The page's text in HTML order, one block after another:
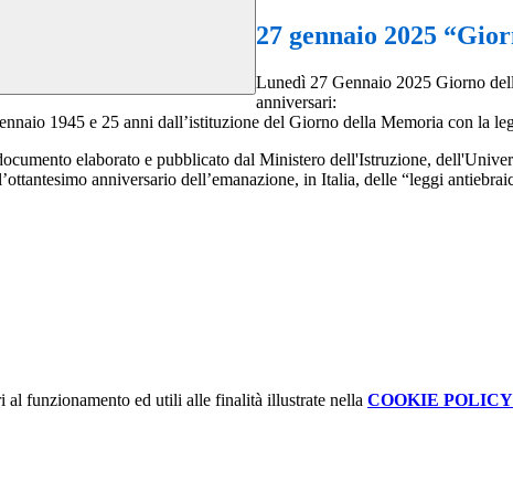
27 gennaio 2025
Lunedì 27 Gennaio 2025 Giorno
anniversari:
1945 e 25 anni dall’istituzione del Giorno della Memoria con la
elaborato e pubblicato dal Ministero dell'Istruzione,
anniversario dell’emanazione, in Italia, delle “leggi
al funzionamento ed utili alle finalità illustrate nella COOKIE POLICY